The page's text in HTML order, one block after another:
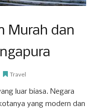
Murah dan
Travel
luar biasa. Negara
yang modern dan